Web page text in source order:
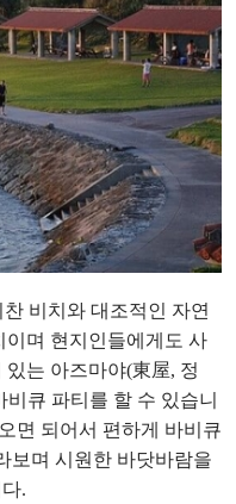
비치와 대조적인 자연
이며 현지인들에게도 사
는 아즈마야(東屋, 정
큐 파티를 할 수 있습니
면 되어서 편하게 바비큐
보며 시원한 바닷바람을
.